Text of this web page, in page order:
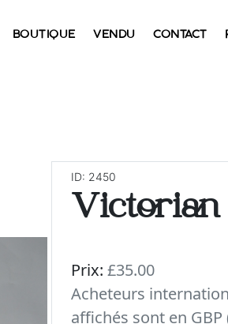
BOUTIQUE VENDU CONTACT
ID: 2450
Victorian
Prix: £35.00
Acheteurs
affichés sont en